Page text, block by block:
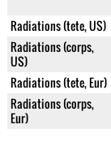
Radiations (tete, US)
Radiations (corps,
US)
Radiations (tete, Eur)
Radiations (corps,
Eur)